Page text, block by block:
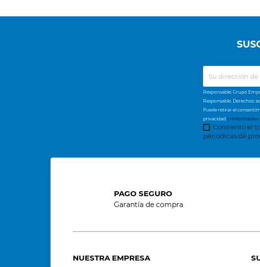
Responsable: Grupo
Responsable. Derechos:
Puede retirar el
privacidad. (+información
Consiento el
periódicas de
PAGO SEGURO
Garantía de compra
NUESTRA EMPRESA